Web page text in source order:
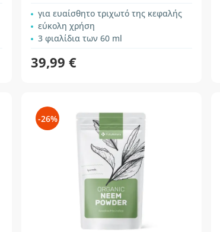
για ευαίσθητο τριχωτό της κεφαλής
εύκολη χρήση
3 φιαλίδια των 60 ml
39,99 €
-26%